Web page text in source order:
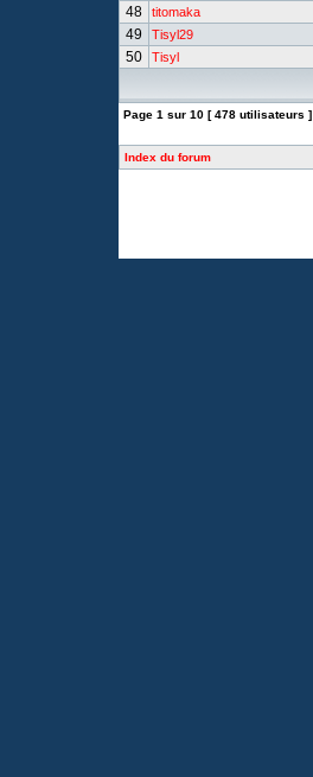
48
titomaka
49
Tisyl29
50
Tisyl
Page 1 sur 10 [ 478 utilisateurs ]
Index du forum